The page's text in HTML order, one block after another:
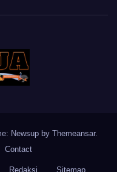
Newsup by Themeansar.
Contact
Redaksi Sitemap